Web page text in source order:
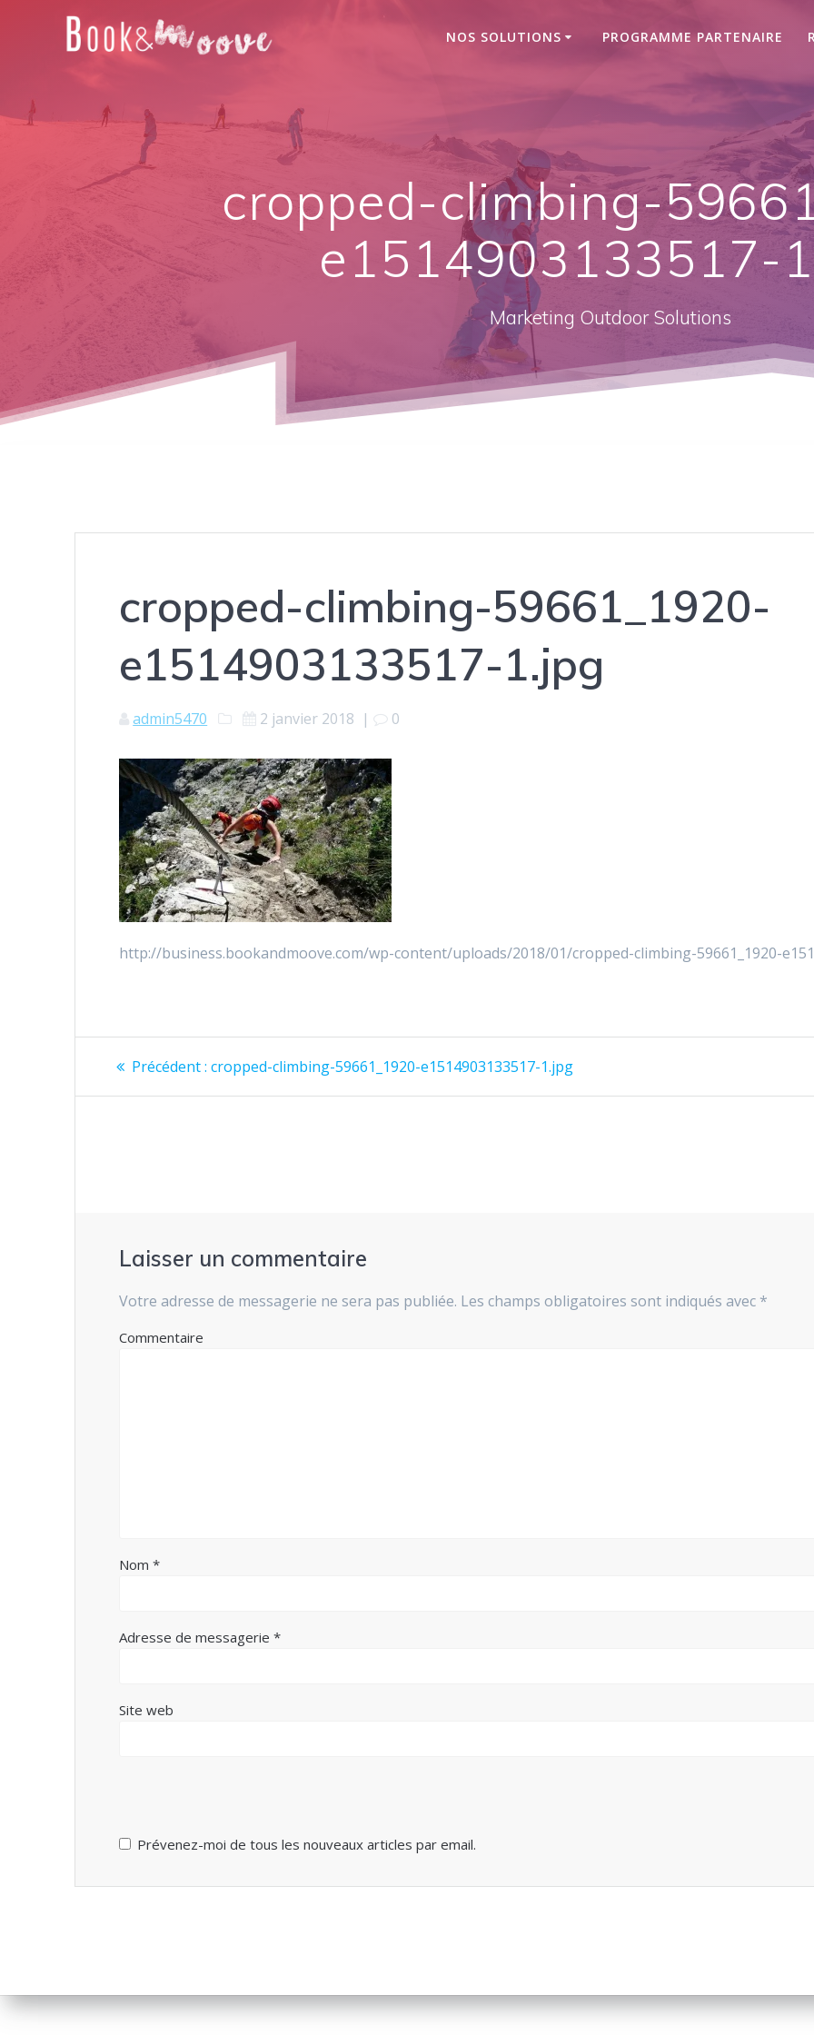
NOS SOLUTIONS PROGRAMME PARTENAIRE
cropped-climbing-
e1514903133517-
Marketing Outdoor Solutions
cropped-climbing-59661_1920-
e1514903133517-1.jpg
admin5470 2 janvier 2018 | 0
http://business.bookandmoove.com/wp-content/uploads/2018/01/cropped-climbing-59661_1920-
Navigation
de
Précédent : Article
cropped-climbing-59661_1920-e1514903133517-1.jpg
Laisser un commentaire
Votre adresse de messagerie ne sera pas publiée. Les champs obligatoires sont indiqués avec *
Commentaire
Nom*
Adresse de messagerie*
Site web
Prévenez-moi de tous les nouveaux articles par email.